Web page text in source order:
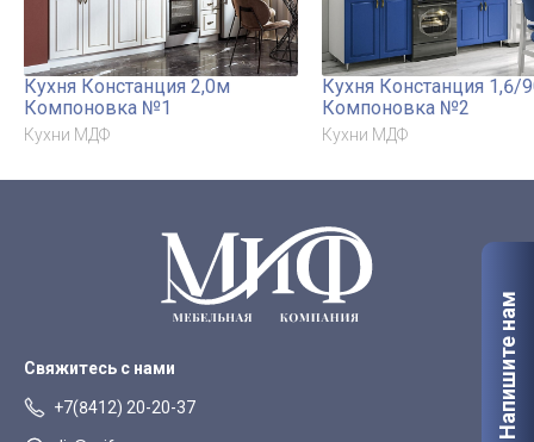
Кухня Констанция 2,0м
Компоновка №1
Кухни МДФ
Кухня Констанция 1,6/
Компоновка №2
Кухни МДФ
Свяжитесь с нами
+7(8412) 20-20-37 Напишите нам